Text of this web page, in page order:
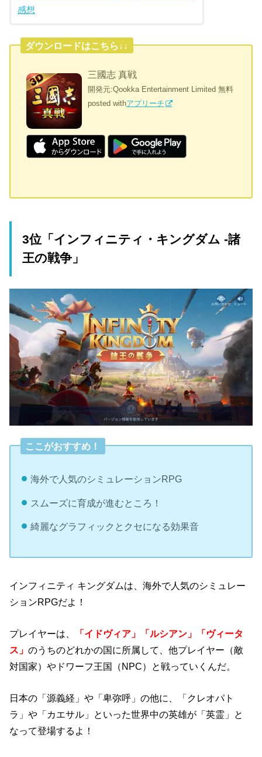
感想
ダウンロードはこちら↓↓
三國志 真戦
開発元:Qookka Entertainment Limited 無料
posted withアプリーチ
3位「インフィニティ・キングダム -諸
王の戦争」
ここがおすすめ！
海外で人気のシミュレーションRPG
スムーズに育成が進むところ！
綺麗なグラフィックとクセになる効果音
インフィニティ キングダムは、海外で人気のシミュレー
ションRPGだよ！
プレイヤーは、
「イドヴィア」「ルシアン」「ヴィータ
ス」のうちのどれかの国に所属して、他プレイヤー（敵
対国家）やドワーフ王国（NPC）と戦っていくんだ。
日本の「源義経」や「卑弥呼」の他に、「クレオパト
ラ」や「カエサル」といった世界中の英雄が「英霊」と
なって登場するよ！